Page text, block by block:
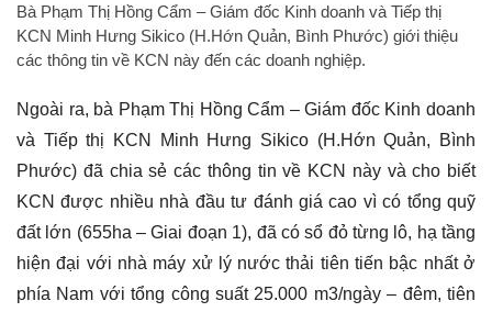
Bà Phạm Thị Hồng Cẩm – Giám đốc Kinh doanh và Tiếp thị
KCN Minh Hưng Sikico (H.Hớn Quản, Bình Phước) giới thiệu
các thông tin về KCN này đến các doanh nghiệp.
Ngoài ra, bà Phạm Thị Hồng Cẩm – Giám đốc Kinh doanh
và Tiếp thị KCN Minh Hưng Sikico (H.Hớn Quản, Bình
Phước) đã chia sẻ các thông tin về KCN này và cho biết
KCN được nhiều nhà đầu tư đánh giá cao vì có tổng quỹ
đất lớn (655ha – Giai đoạn 1), đã có sổ đỏ từng lô, hạ tầng
hiện đại với nhà máy xử lý nước thải tiên tiến bậc nhất ở
phía Nam với tổng công suất 25.000 m3/ngày – đêm, tiên